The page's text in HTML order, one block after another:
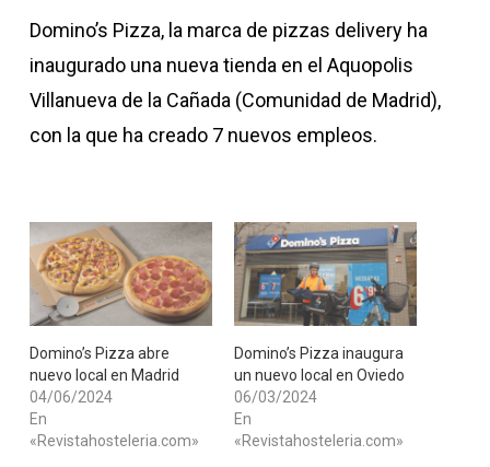
Domino’s Pizza, la marca de pizzas delivery ha
inaugurado una nueva tienda en el Aquopolis
Villanueva de la Cañada (Comunidad de Madrid),
con la que ha creado 7 nuevos empleos.
Domino’s Pizza abre
nuevo local en Madrid
04/06/2024
En
«Revistahosteleria.com»
Domino’s Pizza inaugura
un nuevo local en Oviedo
06/03/2024
En
«Revistahosteleria.com»